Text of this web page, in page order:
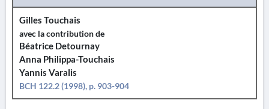
Gilles Touchais
avec la contribution de
Béatrice Detournay
Anna Philippa-Touchais
Yannis Varalis
BCH 122.2 (1998), p. 903-904